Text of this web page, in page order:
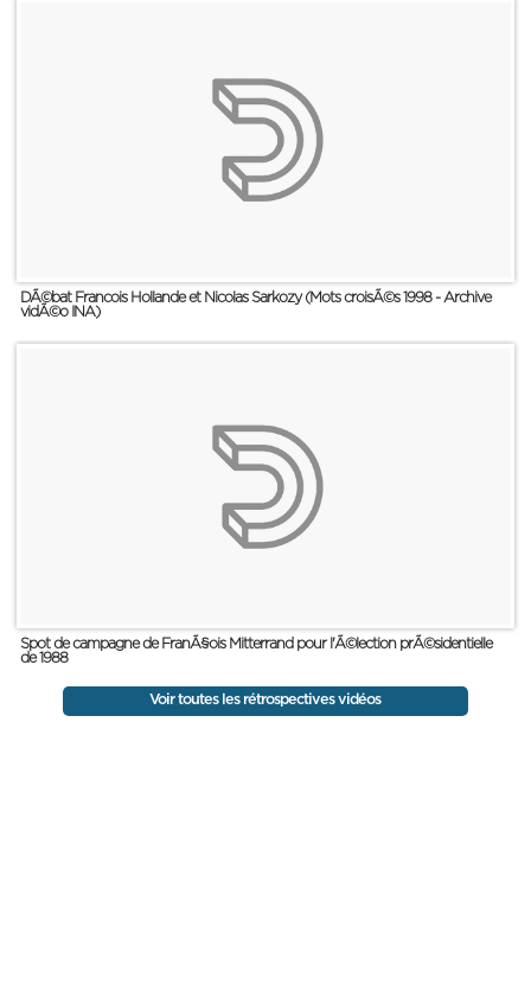
DÃ©bat Francois Hollande et Nicolas Sarkozy (Mots croisÃ©s 1998 - Archive
vidÃ©o INA)
Spot de campagne de FranÃ§ois Mitterrand pour l'Ã©lection prÃ©sidentielle
de 1988
Voir toutes les rétrospectives vidéos